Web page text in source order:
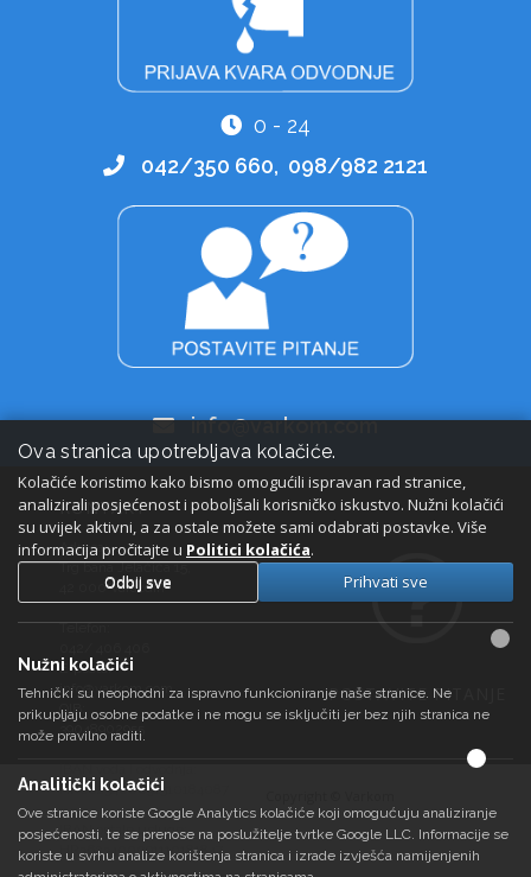
0 - 24
042/350 660, 098/982 2121
info@varkom.com
KONTAKT
Adresa:
Trg bana Jelačića 15,
42 000 Varaždin
Telefon:
E-pošta:
info@varkom.com
OIB:
39048902955
HR6623400091510184087
IBAN ostale usluge:
HR3623400091110181847
POSTAVITE PITANJE
Ova stranica upotrebljava kolačiće.
Kolačiće koristimo kako bismo omogućili ispravan rad stranice,
analizirali posjećenost i poboljšali korisničko iskustvo. Nužni kolačići
su uvijek aktivni, a za ostale možete sami odabrati postavke. Više
informacija pročitajte u Politici kolačića.
Odbij sve
Prihvati sve
Nužni kolačići
Tehnički su neophodni za ispravno funkcioniranje naše stranice. Ne
prikupljaju osobne podatke i ne mogu se isključiti jer bez njih stranica ne
može pravilno raditi.
Analitički kolačići
Ove stranice koriste Google Analytics kolačiće koji omogućuju analiziranje
posjećenosti, te se prenose na poslužitelje tvrtke Google LLC. Informacije se
koriste u svrhu analize korištenja stranica i izrade izvješća namijenjenih